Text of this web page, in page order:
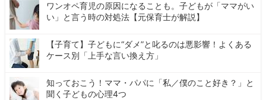
ワンオペ育児の原因になることも。子どもが「ママがい
い」と言う時の対処法【元保育士が解説】
【子育て】子どもに“ダメ”と叱るのは悪影響！よくある
ケース別「上手な言い換え方」
知っておこう！ママ・パパに「私／僕のこと好き？」と
聞く子どもの心理4つ